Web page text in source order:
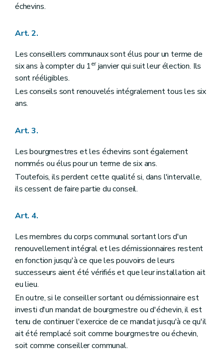
Art. 32
Art. 33
Art. 34
Art. 36 et 37
Art. 43
Art. 44
Art. 45 et 46
Art. 47
Art. 48 et 49
Art. 53
Art. 54
Art. 54bis
Art. 55
Art. 56
Art. 58
Art. 59
Art. 60
Art. 61
Art. 62
Art. 63
Art. 64
échevins.
Art. 2.
Les conseillers communaux sont élus pour un terme de
six ans à compter du 1erjanvier qui suit leur élection. Ils
sont rééligibles.
Les conseils sont renouvelés intégralement tous les six
ans.
Art. 3.
Les bourgmestres et les échevins sont également
nommés ou élus pour un terme de six ans.
Toutefois, ils perdent cette qualité si, dans l'intervalle,
ils cessent de faire partie du conseil.
Art. 4.
Les membres du corps communal sortant lors d'un
renouvellement intégral et les démissionnaires restent
en fonction jusqu'à ce que les pouvoirs de leurs
successeurs aient été vérifiés et que leur installation ait
eu lieu.
En outre, si le conseiller sortant ou démissionnaire est
investi d'un mandat de bourgmestre ou d'échevin, il est
tenu de continuer l'exercice de ce mandat jusqu'à ce qu'il
ait été remplacé soit comme bourgmestre ou échevin,
soit comme conseiller communal.